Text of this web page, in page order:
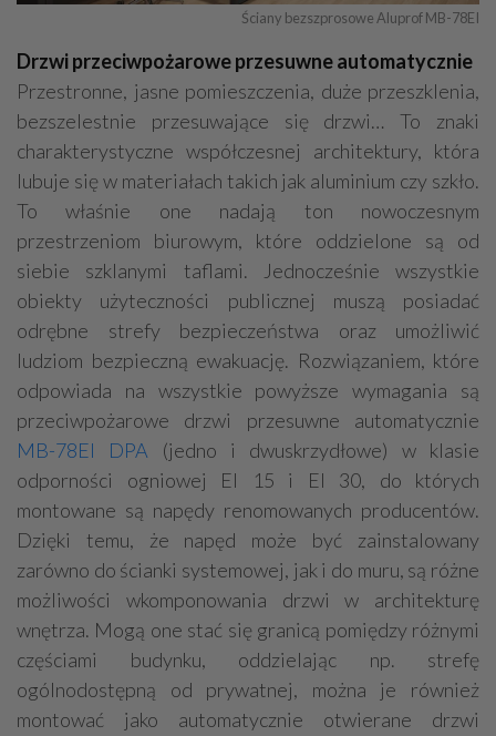
Ściany bezszprosowe Aluprof MB-78EI
Drzwi przeciwpożarowe przesuwne automatycznie
Przestronne, jasne pomieszczenia, duże przeszklenia,
bezszelestnie przesuwające się drzwi… To znaki
charakterystyczne współczesnej architektury, która
lubuje się w materiałach takich jak aluminium czy szkło.
To właśnie one nadają ton nowoczesnym
przestrzeniom biurowym, które oddzielone są od
siebie szklanymi taflami. Jednocześnie wszystkie
obiekty użyteczności publicznej muszą posiadać
odrębne strefy bezpieczeństwa oraz umożliwić
ludziom bezpieczną ewakuację. Rozwiązaniem, które
odpowiada na wszystkie powyższe wymagania są
przeciwpożarowe drzwi przesuwne automatycznie
MB-78EI DPA (jedno i dwuskrzydłowe) w klasie
odporności ogniowej EI 15 i EI 30, do których
montowane są napędy renomowanych producentów.
Dzięki temu, że napęd może być zainstalowany
zarówno do ścianki systemowej, jak i do muru, są różne
możliwości wkomponowania drzwi w architekturę
wnętrza. Mogą one stać się granicą pomiędzy różnymi
częściami budynku, oddzielając np. strefę
ogólnodostępną od prywatnej, można je również
montować jako automatycznie otwierane drzwi